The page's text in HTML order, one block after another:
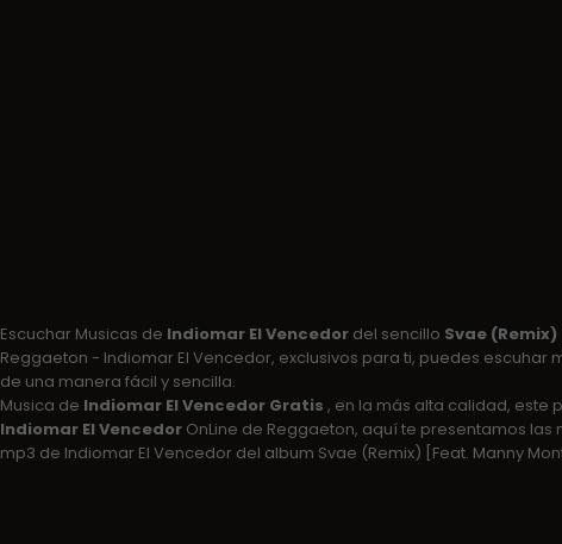
Escuchar Musicas de Indiomar El Vencedordel sencillo Svae
Reggaeton - Indiomar El Vencedor, exclusivos para ti, puedes
de una manera fácil y sencilla.
Musica de Indiomar El Vencedor Gratis , en la más alta calidad, este
Indiomar El VencedorOnLine de Reggaeton, aquí te presentamos
mp3 de Indiomar El Vencedor del album Svae (Remix) [Feat. Manny